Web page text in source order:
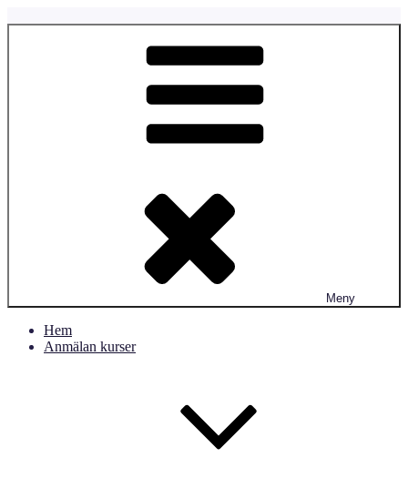
till
Fyrtassens Hundverksamhet
Meny
Hem
Anmälan kurser